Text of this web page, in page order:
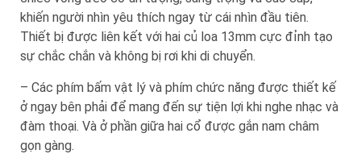
khiến người nhìn yêu thích ngay từ cái nhìn đầu tiên.
Thiết bị được liên kết với hai củ loa 13mm cực đỉnh tạo
sự chắc chắn và không bị rơi khi di chuyển.
– Các phím bấm vật lý và phím chức năng được thiết kế
ở ngay bên phải để mang đến sự tiện lợi khi nghe nhạc và
đàm thoại. Và ở phần giữa hai cổ được gắn nam châm
gọn gàng.